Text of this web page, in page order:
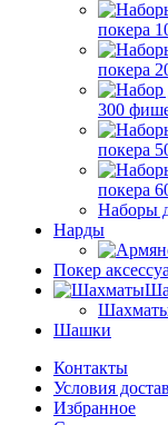
покера
покера
300
покера
покера
Наборы
Нарды
Покер
Шашки
Контакты
Условия
Избранное